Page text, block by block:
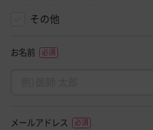
その他
お名前
メールアドレス